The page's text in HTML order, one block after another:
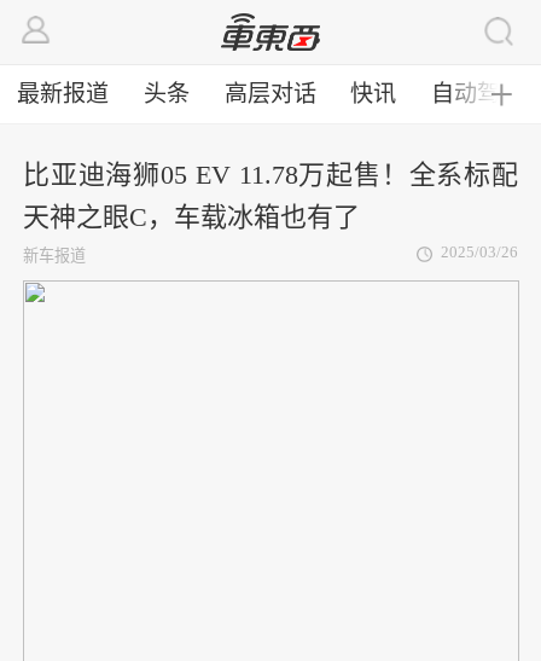
最新报道 头条 高层对话 快讯 自动驾驶
╋
比亚迪海狮05 EV 11.78万起售！全系标配
天神之眼C，车载冰箱也有了
新车报道 2025/03/26